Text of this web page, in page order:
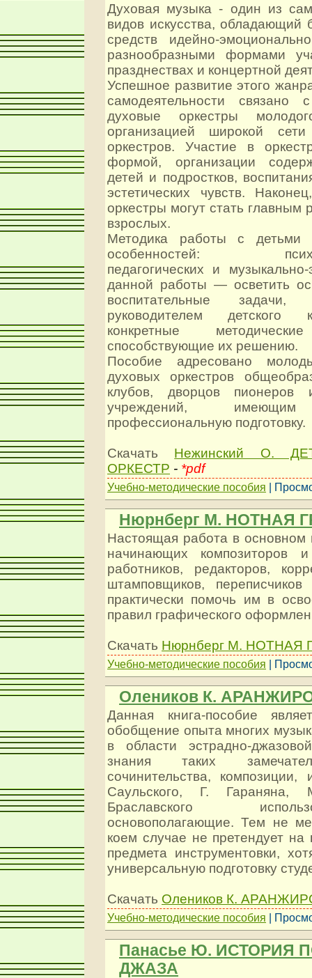
Духовая музыка - один из
видов искусства, обладающий
средств идейно-
разнообразными формами
празднествах и концертной
Успешное развитие этого
самодеятельности связано
духовые оркестры
организацией широкой
оркестров. Участие в
формой, организации
детей и подростков,
эстетических чувств.
оркестры могут стать главным
взрослых.
Методика работы с детьми
особенностей:
педагогических и
данной работы — осветить
воспитательные
руководителем детского
конкретные
способствующие их решению.
Пособие адресовано
духовых оркестров
клубов, дворцов пионеров
учреждений, имеющим
профессиональную подготовку.
Скачать Нежинский О.
ОРКЕСТР - *pdf
Учебно-методические пособия |
Нюрнберг М. НОТНАЯ
Настоящая работа в основном
начинающих композиторов и
работников, редакторов,
штамповщиков,
практически помочь им в
правил графического
Скачать Нюрнберг М. НОТНАЯ
Учебно-методические пособия |
Олеников К.
Данная книга-пособие
обобщение опыта многих
в области эстрадно-
знания таких
сочинительства, композиции,
Саульского, Г.
Браславского
основополагающие. Тем не
коем случае не претендует на
предмета инструментовки,
универсальную подготовку
Скачать Олеников К.
Учебно-методические пособия |
Панасье Ю. ИСТОРИЯ
ДЖАЗА